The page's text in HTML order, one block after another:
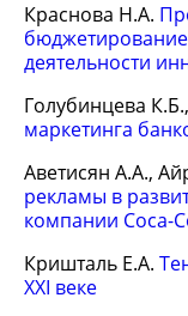
Краснова Н.А.
деятельности
Голубинцева
маркетинга
Аветисян А.А.,
рекламы в
компании Coca-
Кришталь Е.А.
XXI веке